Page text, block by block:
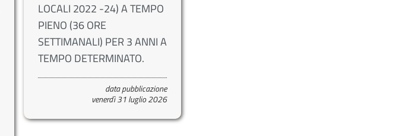
LOCALI 2022 -24) A TEMPO
PIENO (36 ORE
SETTIMANALI) PER 3 ANNI A
TEMPO DETERMINATO.
data pubblicazione
venerdì 31 luglio 2026